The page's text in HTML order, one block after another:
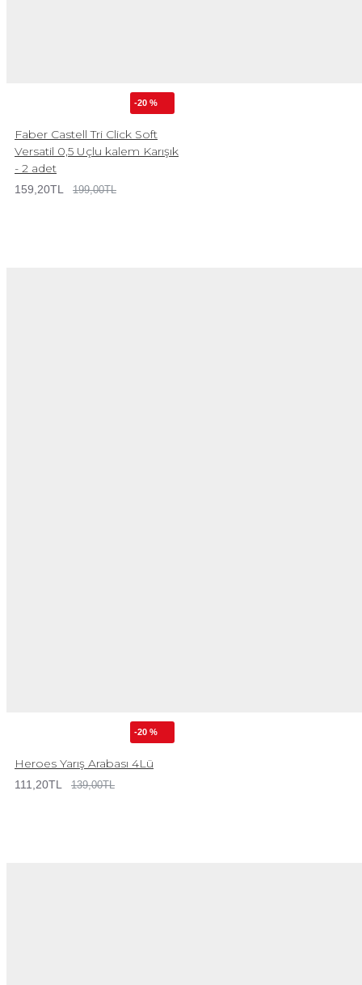
-20 %
Faber Castell Tri Click Soft
Versatil 0,5 Uçlu kalem Karışık
- 2 adet
159,20TL 199,00TL
-20 %
Heroes Yarış Arabası 4Lü
111,20TL 139,00TL